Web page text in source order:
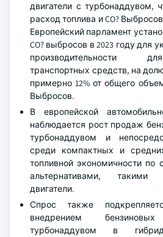
двигатели с турбонаддувом,
расход топлива и CO?
Европейский парламент
CO? выбросов в 2023 году для
производительности
транспортных средств, на
примерно 12% от общего
Выбросов.
В европейской
наблюдается рост продаж
турбонаддувом и
среди компактных и
топливной экономичности по
альтернативами,
двигатели.
Спрос также
внедрением
турбонаддувом в